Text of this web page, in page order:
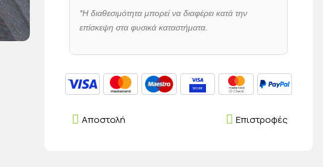
*Η διαθεσιμότητα μπορεί να διαφέρει κατά την
επίσκεψη στα φυσικά καταστήματα.
Επιστροφές
Αποστολή